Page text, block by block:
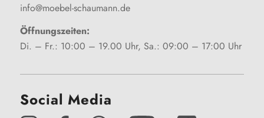
info@moebel-schaumann.de
Öffnungszeiten:
Di. – Fr.: 10:00 – 19.00 Uhr, Sa.: 09:00 – 17:00 Uhr
Social Media